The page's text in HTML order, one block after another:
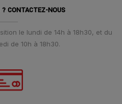
CONTACTEZ-NOUS
le lundi de 14h à 18h30, et du
de 10h à 18h30.